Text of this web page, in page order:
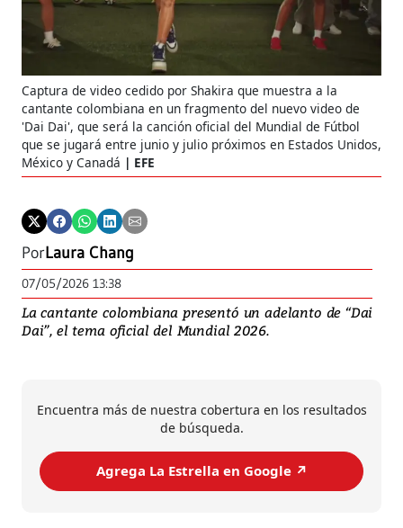
Captura de video cedido por Shakira que muestra a la
cantante colombiana en un fragmento del nuevo video de
'Dai Dai', que será la canción oficial del Mundial de Fútbol
que se jugará entre junio y julio próximos en Estados Unidos,
México y Canadá
EFE
PorLaura Chang
07/05/2026 13:38
La cantante colombiana presentó un adelanto de “Dai
Dai”, el tema oficial del Mundial 2026.
Encuentra más de nuestra cobertura en los resultados
de búsqueda.
Agrega La Estrella en Google ↗️